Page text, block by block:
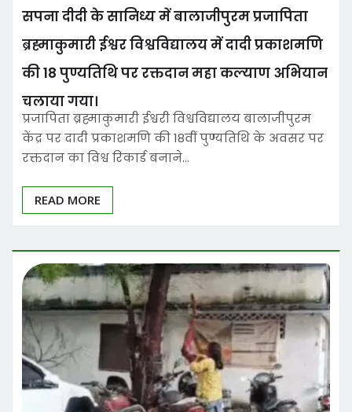
सपना दीदी के सानिध्य में बालाजीपुरम प्रजापिता
ब्रह्माकुमारी ईश्वर विश्वविद्यालय में दादी प्रकाशमणि
की 18 पुण्यतिथि पर रक्तदान महा कल्याण अभियान
चलाया गया।
प्रजापिता ब्रह्माकुमारी ईश्वरी विश्वविद्यालय बालाजीपुरम
केंद्र पर दादी प्रकाशमणि की 18वीं पुण्यतिथि के अवसर पर
रक्तदान का विश्व रिकार्ड बनाने…
READ MORE